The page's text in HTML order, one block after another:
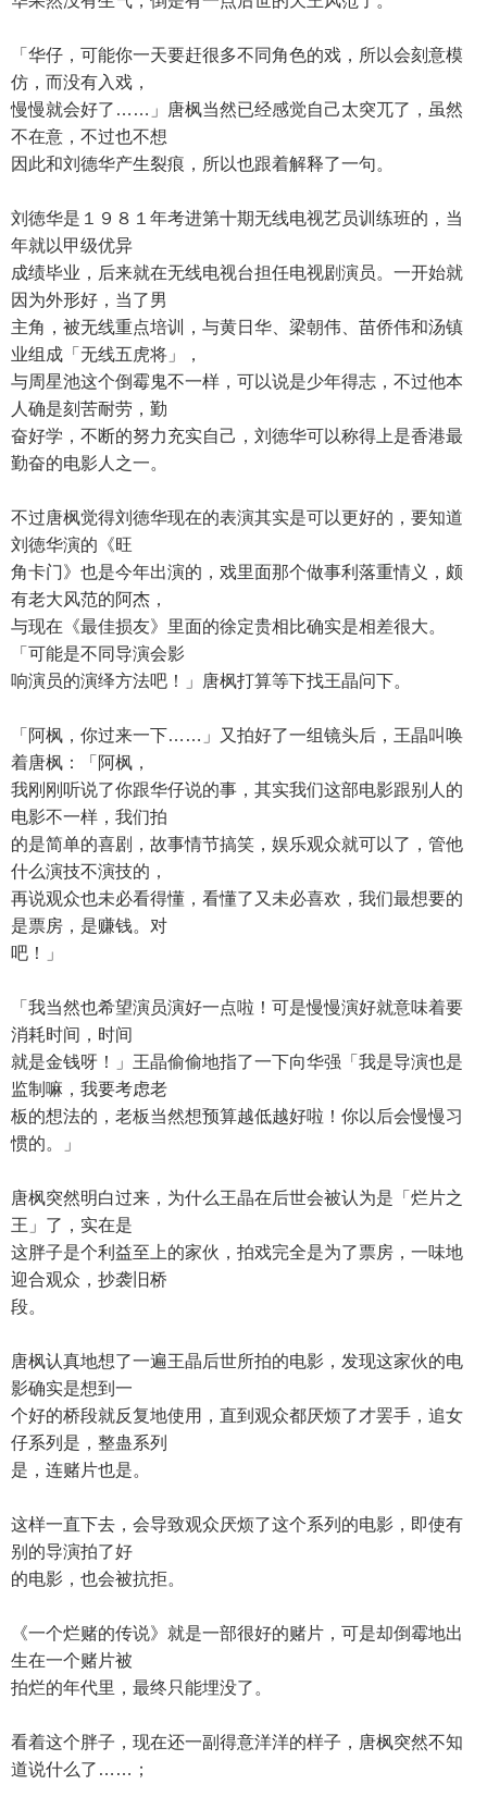
「华仔，可能你一天要赶很多不同角色的戏，所以会刻意模
仿，而没有入戏，
慢慢就会好了……」唐枫当然已经感觉自己太突兀了，虽然
不在意，不过也不想
因此和刘德华产生裂痕，所以也跟着解释了一句。
刘徳华是１９８１年考进第十期无线电视艺员训练班的，当
年就以甲级优异
成绩毕业，后来就在无线电视台担任电视剧演员。一开始就
因为外形好，当了男
主角，被无线重点培训，与黄日华、梁朝伟、苗侨伟和汤镇
业组成「无线五虎将」，
与周星池这个倒霉鬼不一样，可以说是少年得志，不过他本
人确是刻苦耐劳，勤
奋好学，不断的努力充实自己，刘徳华可以称得上是香港最
勤奋的电影人之一。
不过唐枫觉得刘徳华现在的表演其实是可以更好的，要知道
刘徳华演的《旺
角卡门》也是今年出演的，戏里面那个做事利落重情义，颇
有老大风范的阿杰，
与现在《最佳损友》里面的徐定贵相比确实是相差很大。
「可能是不同导演会影
响演员的演绎方法吧！」唐枫打算等下找王晶问下。
「阿枫，你过来一下……」又拍好了一组镜头后，王晶叫唤
着唐枫：「阿枫，
我刚刚听说了你跟华仔说的事，其实我们这部电影跟别人的
电影不一样，我们拍
的是简单的喜剧，故事情节搞笑，娱乐观众就可以了，管他
什么演技不演技的，
再说观众也未必看得懂，看懂了又未必喜欢，我们最想要的
是票房，是赚钱。对
吧！」
「我当然也希望演员演好一点啦！可是慢慢演好就意味着要
消耗时间，时间
就是金钱呀！」王晶偷偷地指了一下向华强「我是导演也是
监制嘛，我要考虑老
板的想法的，老板当然想预算越低越好啦！你以后会慢慢习
惯的。」
唐枫突然明白过来，为什么王晶在后世会被认为是「烂片之
王」了，实在是
这胖子是个利益至上的家伙，拍戏完全是为了票房，一味地
迎合观众，抄袭旧桥
段。
唐枫认真地想了一遍王晶后世所拍的电影，发现这家伙的电
影确实是想到一
个好的桥段就反复地使用，直到观众都厌烦了才罢手，追女
仔系列是，整蛊系列
是，连赌片也是。
这样一直下去，会导致观众厌烦了这个系列的电影，即使有
别的导演拍了好
的电影，也会被抗拒。
《一个烂赌的传说》就是一部很好的赌片，可是却倒霉地出
生在一个赌片被
拍烂的年代里，最终只能埋没了。
看着这个胖子，现在还一副得意洋洋的样子，唐枫突然不知
道说什么了……；